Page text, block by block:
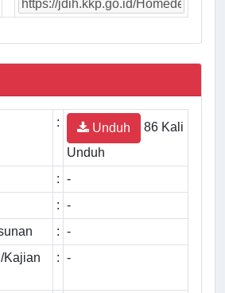
: Unduh
86 Kali
Unduh
: -
: -
: -
Kajian
: -